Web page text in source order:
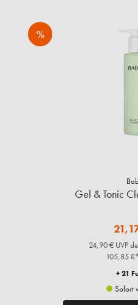
%
Gel & Tonic
24,90 € UVP
105,85
+ 21
Sofort